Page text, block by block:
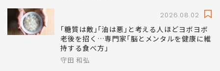
2026.08.02
｢糖質は敵｣｢油は悪｣と考える人ほどヨボヨボ
老後を招く…専門家｢脳とメンタルを健康に維
持する食べ方｣
守田 和弘